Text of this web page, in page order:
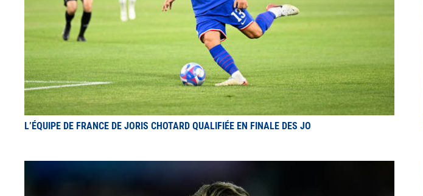
L’ÉQUIPE DE FRANCE DE JORIS CHOTARD QUALIFIÉE EN FINALE DES JO